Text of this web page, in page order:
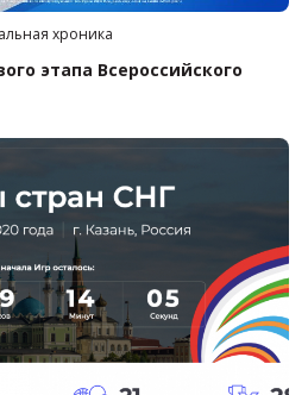
хроника
этапа Всероссийского